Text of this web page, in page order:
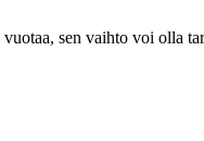
sen vaihto voi olla